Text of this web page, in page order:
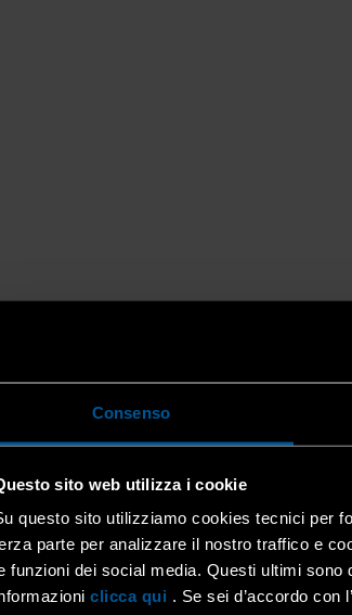
Consenso
sito web utilizza i cookie
questo sito utilizziamo cookies tecnici per
parte per analizzare il nostro traffico e
funzioni dei social media. Questi ultimi sono
clicca qui . Se sei d’accordo con